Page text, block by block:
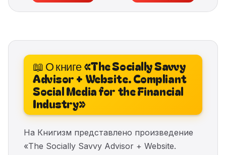
📖 О книге «The Socially Savvy
Advisor + Website. Compliant
Social Media for the Financial
Industry»
На Книгизм представлено произведение
«The Socially Savvy Advisor + Website.